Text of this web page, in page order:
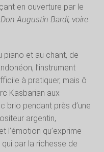
en ouverture par le
Don Augustin Bardi, voire
piano et au chant, de
l’instrument
à pratiquer, mais ô
Kasbarian aux
brio pendant près d’une
argentin,
l’émotion qu’exprime
par la richesse de